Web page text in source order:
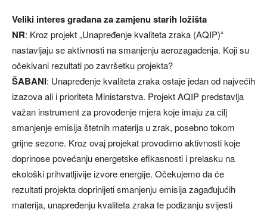
Veliki interes građana za zamjenu starih ložišta
NR: Kroz projekt „Unapređenje kvaliteta zraka (AQIP)“
nastavljaju se aktivnosti na smanjenju aerozagađenja. Koji su
očekivani rezultati po završetku projekta?
ŠABANI: Unapređenje kvaliteta zraka ostaje jedan od najvećih
izazova ali i prioriteta Ministarstva. Projekt AQIP predstavlja
važan instrument za provođenje mjera koje imaju za cilj
smanjenje emisija štetnih materija u zrak, posebno tokom
grijne sezone. Kroz ovaj projekat provodimo aktivnosti koje
doprinose povećanju energetske efikasnosti i prelasku na
ekološki prihvatljivije izvore energije. Očekujemo da će
rezultati projekta doprinijeti smanjenju emisija zagađujućih
materija, unapređenju kvaliteta zraka te podizanju svijesti